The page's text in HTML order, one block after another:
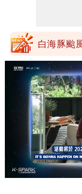
存在 再
詩？
白海豚颱
180噸
颱風白海
期 要改
星巴克聯
康
純棉衣物
因！2材
王祖賢息
修圖真
Unmute